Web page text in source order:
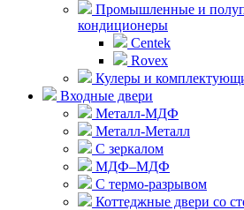
Промышленные и
кондиционеры
Centek
Rovex
Кулеры и
Входные двери
Металл-МДФ
Металл-Металл
С зеркалом
МДФ–МДФ
С термо-разрывом
Коттеджные двери со